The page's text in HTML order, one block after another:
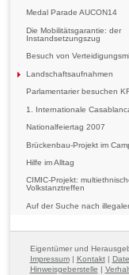
Medal Parade AUCON14
Die Mobilitätsgarantie: der
Instandsetzungszug
Besuch von
Landschaftsaufnahmen
Parlamentarier besuchen
1. Internationale
Nationalfeiertag 2007
Brückenbau-Projekt im
Hilfe im Alltag
CIMIC-Projekt:
Volkstanztreffen
Auf der Suche nach
Eigentümer und
Impressum| Kontakt|
Hinweisgeberstelle |